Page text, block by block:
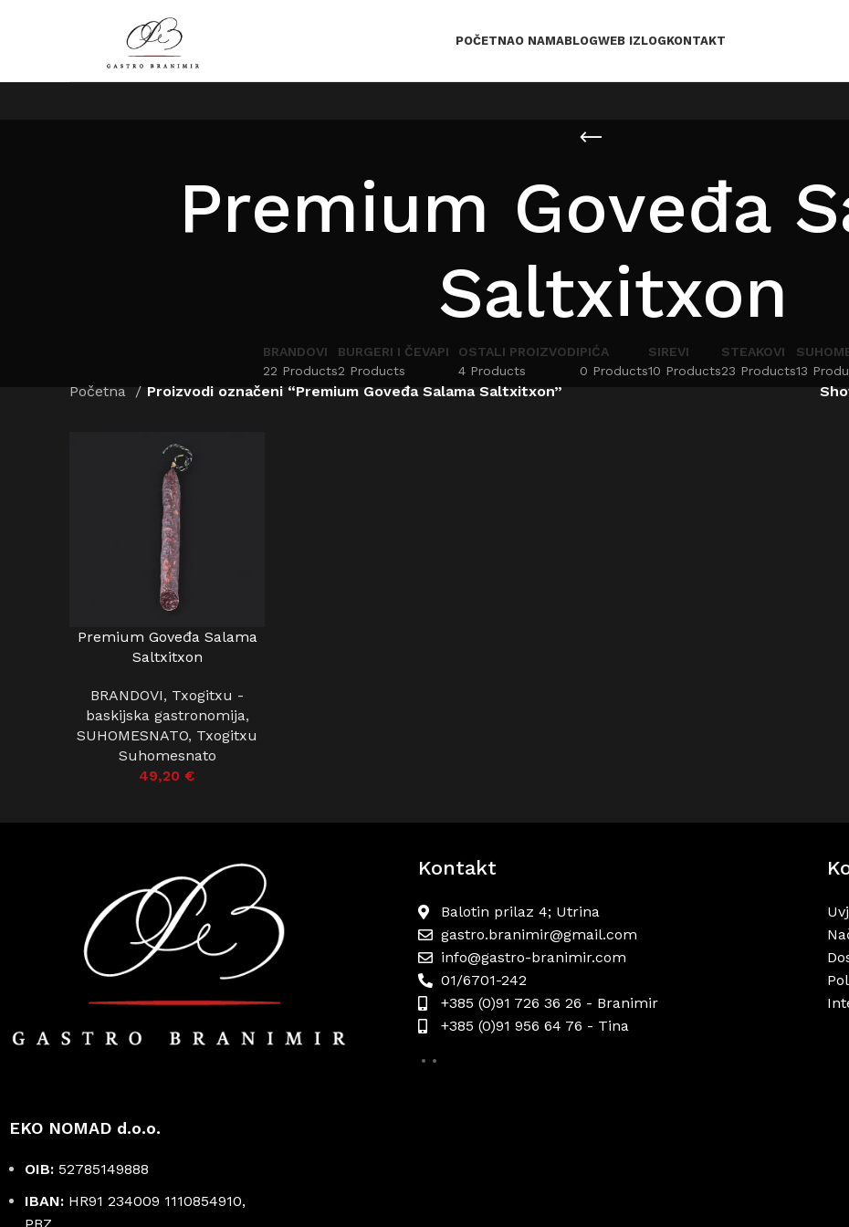
POČETNAO NAMABLOGWEB IZLOGKONTAKT
Premium Goveđa
Saltxitxon
BRANDOVI
22 Products
BURGERI I ČEVAPI
2 Products
OSTALI PROIZVODI
4 Products
PIĆA
0 Products
SIREVI
10 Products
STEAKOVI
23 Products13
Početna Proizvodi označeni “Premium Goveđa Salama Saltxitxon”
DODAJ U KOŠARICU
Premium Goveđa Salama
Saltxitxon
BRANDOVI, Txogitxu -
baskijska gastronomija,
SUHOMESNATO, Txogitxu
Suhomesnato
49,20€
EKO NOMAD d.o.o.
OIB: 52785149888
IBAN: HR91 234009 1110854910,
Kontakt
Balotin prilaz 4; Utrina
gastro.branimir@gmail.com
info@gastro-branimir.com
01/6701-242
+385 (0)91 726 36 26 - Branimir
+385 (0)91 956 64 76 - Tina